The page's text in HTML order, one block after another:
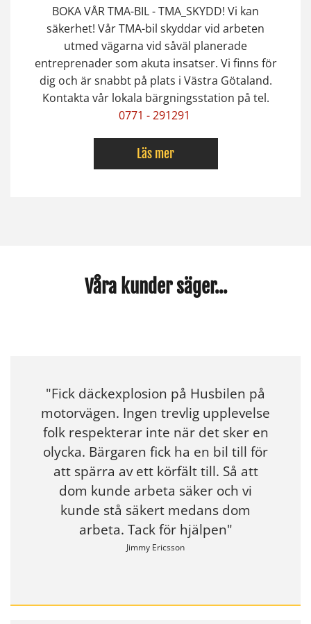
BOKA VÅR TMA-BIL - TMA_SKYDD! Vi kan
säkerhet! Vår TMA-bil skyddar vid arbeten
utmed vägarna vid såväl planerade
entreprenader som akuta insatser. Vi finns för
dig och är snabbt på plats i Västra Götaland.
Kontakta vår lokala bärgningsstation på tel.
0771 - 291291
Läs mer
Våra kunder säger...
"Fick däckexplosion på Husbilen på
motorvägen. Ingen trevlig upplevelse
folk respekterar inte när det sker en
olycka. Bärgaren fick ha en bil till för
att spärra av ett körfält till. Så att
dom kunde arbeta säker och vi
kunde stå säkert medans dom
arbeta. Tack för hjälpen"
Jimmy Ericsson